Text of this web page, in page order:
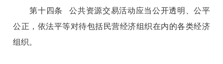
第十四条 公共资源交易活动应当公开透明、公平
公正，依法平等对待包括民营经济组织在内的各类经济
组织。